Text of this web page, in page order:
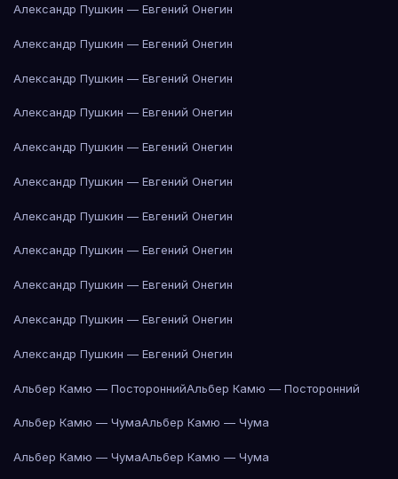
Александр Пушкин — Евгений Онегин
Александр Пушкин — Евгений Онегин
Александр Пушкин — Евгений Онегин
Александр Пушкин — Евгений Онегин
Александр Пушкин — Евгений Онегин
Александр Пушкин — Евгений Онегин
Александр Пушкин — Евгений Онегин
Александр Пушкин — Евгений Онегин
Александр Пушкин — Евгений Онегин
Александр Пушкин — Евгений Онегин
Александр Пушкин — Евгений Онегин
Альбер Камю — ПостороннийАльбер Камю — Посторонний
Альбер Камю — ЧумаАльбер Камю — Чума
Альбер Камю — ЧумаАльбер Камю — Чума